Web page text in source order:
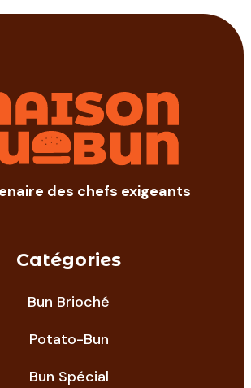
des chefs exigeants
Catégories
Bun Brioché
Potato-Bun
Bun Spécial